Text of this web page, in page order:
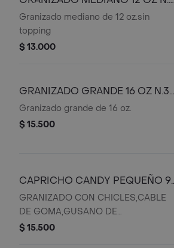
C
Granizado mediano de 12 oz.sin
topping
$ 13.000
GRANIZADO GRANDE 16 OZ N.3
C
Granizado grande de 16 oz.
$ 15.500
CAPRICHO CANDY PEQUEÑO 9
OZ N.6 C
GRANIZADO CON CHICLES,CABLE
DE GOMA,GUSANO DE
GOMA,PERLAS EXPLOXIVAS Y
$ 15.500